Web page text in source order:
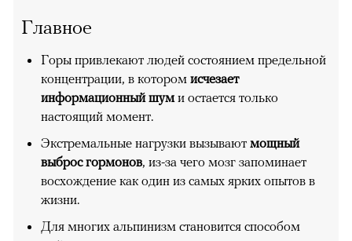
Главное
Горы привлекают людей состоянием предельной
концентрации, в котором исчезает
информационный шуми остается только
настоящий момент.
Экстремальные нагрузки вызывают мощный
выброс гормонов, из-за чего мозг запоминает
восхождение как один из самых ярких опытов в
жизни.
Для многих альпинизм становится способом